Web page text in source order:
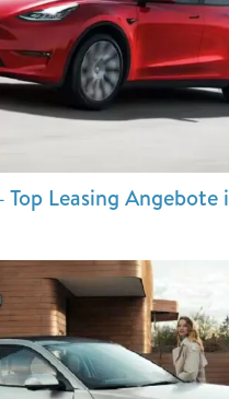
Top Leasing Angebote